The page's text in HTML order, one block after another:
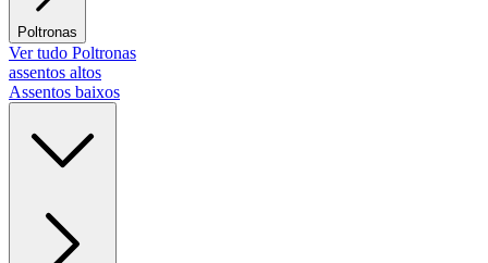
Poltronas
Ver tudo Poltronas
assentos altos
Assentos baixos